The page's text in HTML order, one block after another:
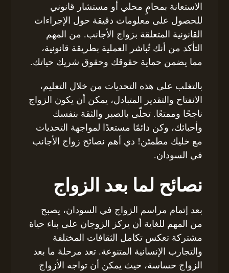
الاستعانة بمحامٍ محلي أو مستشار قانوني
للحصول على معلومات دقيقة حول الإجراءات
القانونية المتعلقة بزواج الأجانب. من المهم
التأكد من أنك تُباشر العملية بطريقة قانونية،
مما يضمن حماية حقوقك وحقوق شريك حياتك.
بالتغلب على هذه التحديات من خلال التعليم،
الانفتاح والتقدير المتبادل، يمكن أن يكون الزواج
ناجحًا وممتعًا. تحلّى بالصبر والثقة بنفسك
وأحبائك، وكن دائمًا مستعدًا لمواجهة التحديات
مع خليك مطمئن! دي أهم نصائح زواج الأجانب
في السودان.
نصائح لما بعد الزواج
بعد إتمام مراسم الزواج في السودان، يصبح
من المهم للغاية أن يركز الزوجان على بناء حياة
مشتركة تعكس تكامل الثقافات المختلفة
والتجارب الإنسانية المتنوعة. تعد مرحلة ما بعد
الزواج حساسة، حيث يمكن أن تواجه الأزواج